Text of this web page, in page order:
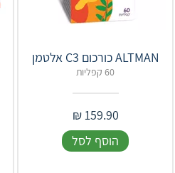
ALTMAN כורכום C3 אלטמן
60 קפליות
159.90
₪
הוסף לסל